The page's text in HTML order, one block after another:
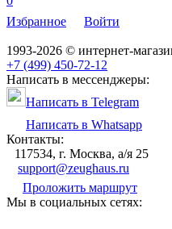
Избранное
Войти
1993-2026 © интернет-
+7 (499) 450-72-12
Написать в мессенджеры:
Написать в Telegram
Написать в Whatsapp
Контакты:
117534, г. Москва, а/я 25
support@zeughaus.ru
Проложить маршрут
Мы в социальных сетях: